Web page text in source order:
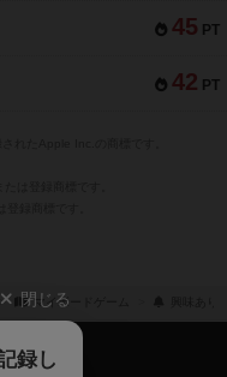
45 PT
42 PT
マイボードゲーム
閉じる
録し